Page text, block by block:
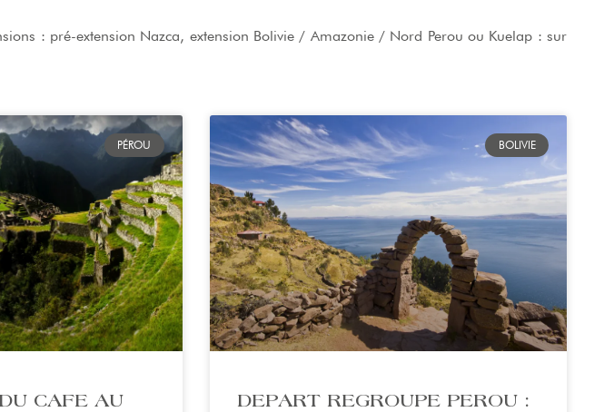
: pré-extension Nazca, extension Bolivie / Amazonie / Nord Perou ou Kuelap : sur
PÉROU
CAFE AU
BOLIVIE
DEPART REGROUPE PEROU :